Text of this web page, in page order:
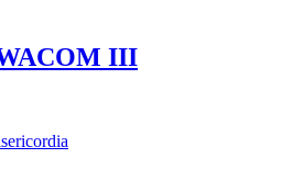
III